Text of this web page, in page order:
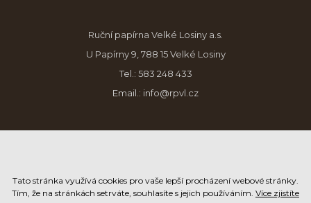
Ruční papírna Velké Losiny a.s.
U Papírny 9, 788 15 Velké Losiny
Tel.: 583 248 433
Email.: info@rpvl.cz
Tato stránka využívá cookies pro vaše lepší procházení webové stránky.
Tím, že na stránkách setrváte, souhlasíte s jejich používáním. Více zjistíte